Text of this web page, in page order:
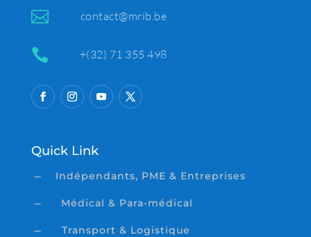
 contact@mrib.be
 +(32) 71 355 498
Quick Link
K Indépendants, PME & Entreprises
K Médical & Para-médical
K Transport & Logistique